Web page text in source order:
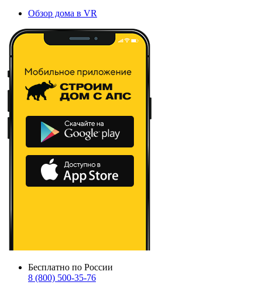
Обзор дома в VR
Бесплатно по России
8 (800) 500-35-76